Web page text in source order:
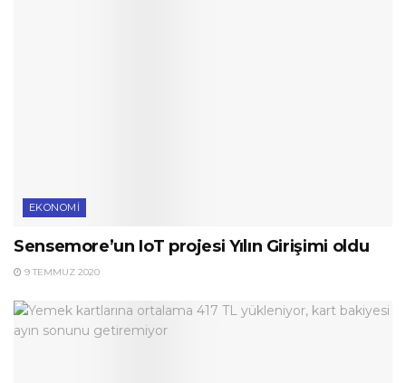
EKONOMI
Sensemore’un IoT projesi Yılın Girişimi oldu
9 TEMMUZ 2020